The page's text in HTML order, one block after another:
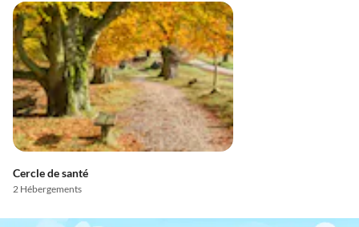
Cercle de santé
2 Hébergements